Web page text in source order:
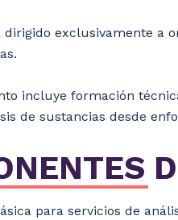
dirigido exclusivamente a
incluye formación
de sustancias desde
para servicios de